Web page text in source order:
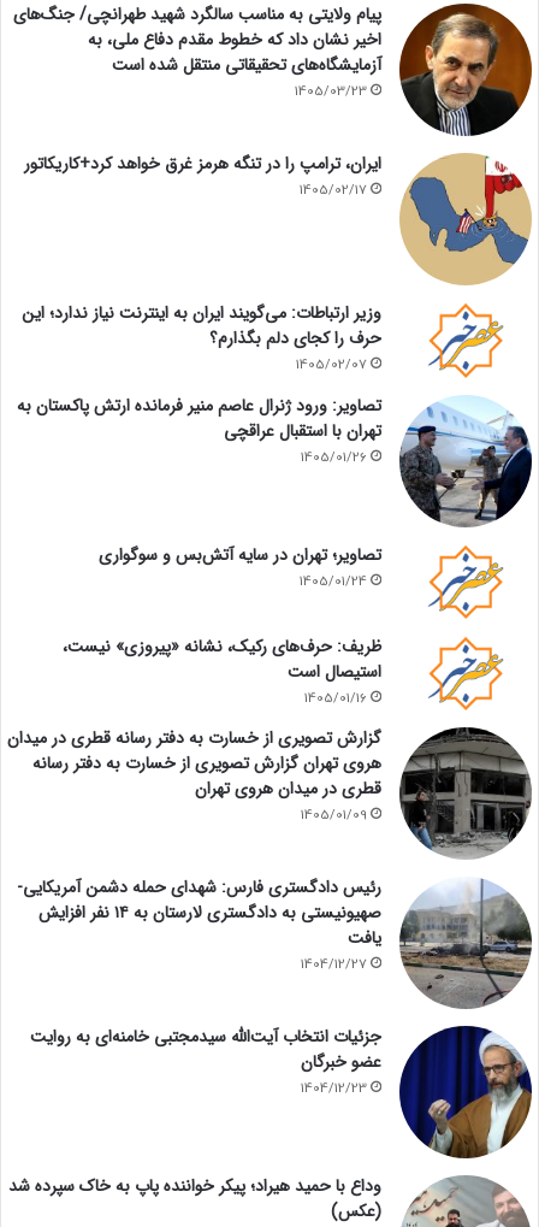
پیام ولایتی به مناسب سالگرد شهید طهرانچی/ جنگ‌های
اخیر نشان داد که خطوط مقدم دفاع ملی، به
آزمایشگاه‌های تحقیقاتی منتقل شده است
1405/03/23
ایران، ترامپ را در تنگه هرمز غرق خواهد کرد+کاریکاتور
1405/02/17
وزیر ارتباطات: می‌گویند ایران به اینترنت نیاز ندارد؛ این
حرف را کجای دلم بگذارم؟
1405/02/07
تصاویر: ورود ژنرال عاصم منیر فرمانده ارتش پاکستان به
تهران با استقبال عراقچی
1405/01/26
تصاویر؛ تهران در سایه آتش‌بس و سوگواری
1405/01/24
ظریف: حرف‌های رکیک، نشانه «پیروزی» نیست،
استیصال است
1405/01/16
گزارش تصویری از خسارت به دفتر رسانه قطری در میدان
هروی تهران گزارش تصویری از خسارت به دفتر رسانه
قطری در میدان هروی تهران
1405/01/09
رئیس دادگستری فارس: شهدای حمله دشمن آمریکایی-
صهیونیستی به دادگستری لارستان به ۱۴ نفر افزایش
یافت
1404/12/27
جزئیات انتخاب آیت‌الله سیدمجتبی خامنه‌ای به روایت
عضو خبرگان
1404/12/23
وداع با حمید هیراد؛ پیکر خواننده پاپ به خاک سپرده شد
(عکس)